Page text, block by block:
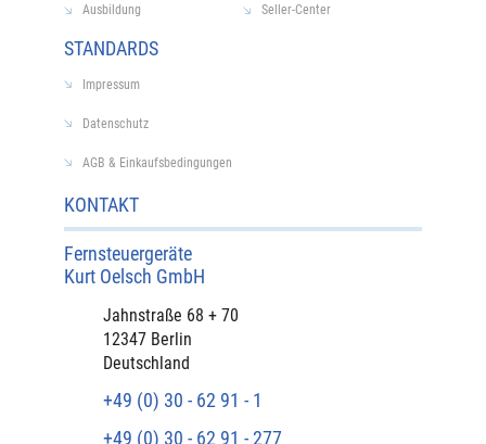
KONTAKT
Fernsteuergeräte
Kurt Oelsch GmbH​
​Jahnstraße 68 + 70
12347 Berlin
Deutschland
+49 (0) 30 - 62 91 - 1
+49 (0) 30 - 62 91 - 277
Ausbildung
Seller-Center
STANDARDS
Impressum
Datenschutz
AGB & Einkaufsbedingungen